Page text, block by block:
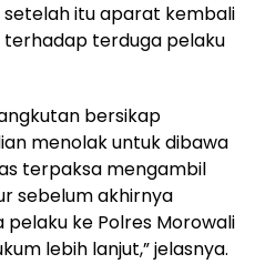
setelah itu aparat kembali
terduga pelaku
bersikap
menolak untuk dibawa
terpaksa mengambil
sebelum akhirnya
ke Polres Morowali
lebih lanjut,” jelasnya.